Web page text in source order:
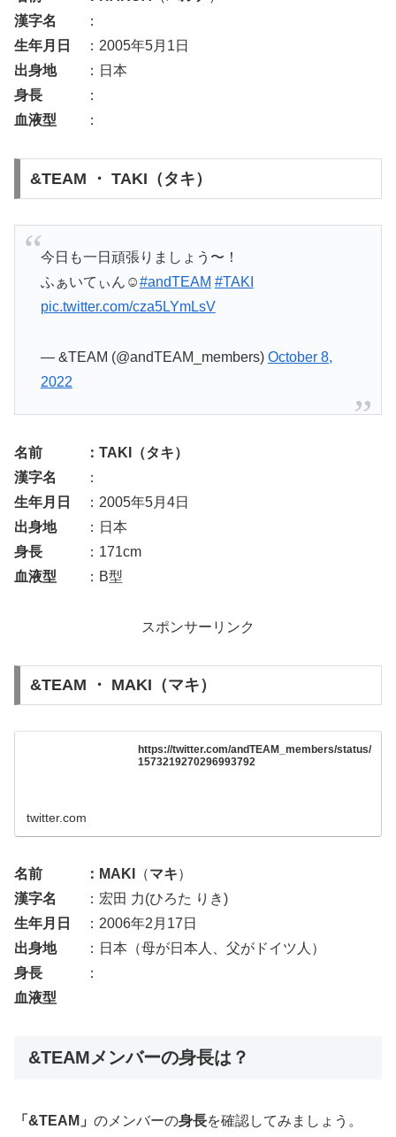
漢字名
：
生年月日
：2005年5月1日
出身地：日本
身長 ：
血液型 ：
&TEAM ・ TAKI（タキ）
今日も一日頑張りましょう〜！
ふぁいてぃん☺️#andTEAM #TAKI
pic.twitter.com/cza5LYmLsV
— &TEAM (@andTEAM_members) October 8,
2022
名前 ：TAKI（タキ）
漢字名
：
生年月日
：2005年5月4日
出身地：日本
身長 ：171cm
血液型 ：B型
スポンサーリンク
&TEAM ・ MAKI（マキ）
https://twitter.com/andTEAM_members/status/
1573219270296993792
twitter.com
名前 ：MAKI （マキ）
漢字名
：宏田 力(ひろた りき)
生年月日
：2006年2月17日
出身地：日本（母が日本人、父がドイツ人）
身長 ：
血液型
&TEAMメンバーの身長は？
「&TEAM」 のメンバーの身長を確認してみましょう。